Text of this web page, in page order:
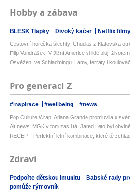
Hobby a zábava
BLESK Tlapky Divoký kačer Netflix
Cestovní horečka šlechty: Chuďas z Klatovska
Filip Vondrášek: V Jižní Americe si lidé plují životem
Osvěžení ve Schladmingu: Lamy, ferraty i
Pro generaci Z
#inspirace #wellbeing #news
Pop Culture Wrap: Ariana Grande promluvila o
Alt news: MGK v tom zas lítá, Jared Leto byl
RECEPT: Perfektní letní kombinace, které tě
Zdraví
Podpořte dětskou imunitu Babské rady
pomůže rýmovník